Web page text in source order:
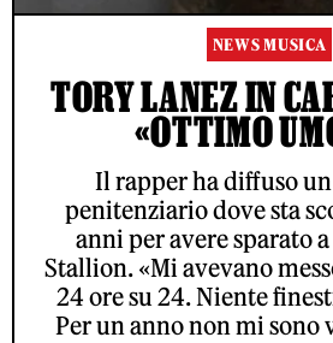
NEWS MUSICA
TORY LANEZ IN
«OTTIMO
Il rapper ha diffuso
penitenziario dove sta
anni per avere sparato
Stallion. «Mi avevano
24 ore su 24. Niente
Per un anno non mi sono